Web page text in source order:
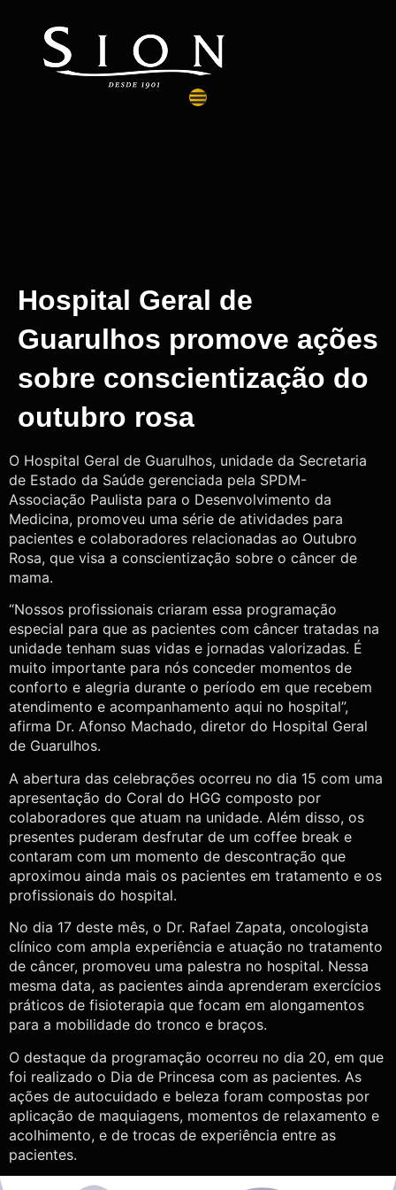
Hospital Geral de
Guarulhos promove ações
sobre conscientização do
outubro rosa
O Hospital Geral de Guarulhos, unidade da Secretaria
de Estado da Saúde gerenciada pela SPDM-
Associação Paulista para o Desenvolvimento da
Medicina, promoveu uma série de atividades para
pacientes e colaboradores relacionadas ao Outubro
Rosa, que visa a conscientização sobre o câncer de
mama.
“Nossos profissionais criaram essa programação
especial para que as pacientes com câncer tratadas na
unidade tenham suas vidas e jornadas valorizadas. É
muito importante para nós conceder momentos de
conforto e alegria durante o período em que recebem
atendimento e acompanhamento aqui no hospital”,
afirma Dr. Afonso Machado, diretor do Hospital Geral
de Guarulhos.
A abertura das celebrações ocorreu no dia 15 com uma
apresentação do Coral do HGG composto por
colaboradores que atuam na unidade. Além disso, os
presentes puderam desfrutar de um coffee break e
contaram com um momento de descontração que
aproximou ainda mais os pacientes em tratamento e os
profissionais do hospital.
No dia 17 deste mês, o Dr. Rafael Zapata, oncologista
clínico com ampla experiência e atuação no tratamento
de câncer, promoveu uma palestra no hospital. Nessa
mesma data, as pacientes ainda aprenderam exercícios
práticos de fisioterapia que focam em alongamentos
para a mobilidade do tronco e braços.
O destaque da programação ocorreu no dia 20, em que
foi realizado o Dia de Princesa com as pacientes. As
ações de autocuidado e beleza foram compostas por
aplicação de maquiagens, momentos de relaxamento e
acolhimento, e de trocas de experiência entre as
pacientes.